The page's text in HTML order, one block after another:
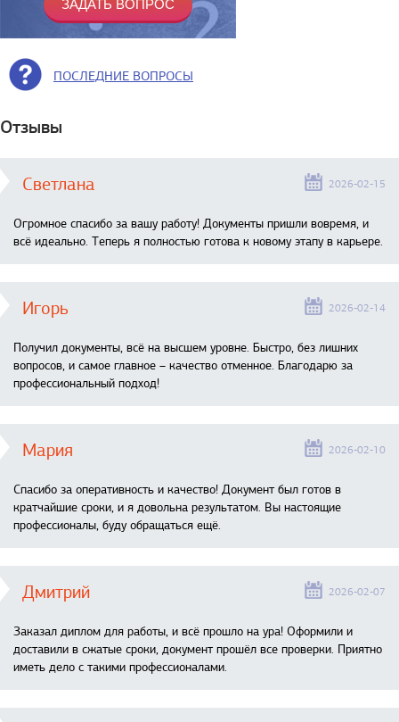
ПОСЛЕДНИЕ ВОПРОСЫ
Отзывы
Светлана 2026-02-15
Огромное спасибо за вашу работу! Документы пришли вовремя, и
всё идеально. Теперь я полностью готова к новому этапу в карьере.
Игорь 2026-02-14
Получил документы, всё на высшем уровне. Быстро, без лишних
вопросов, и самое главное – качество отменное. Благодарю за
профессиональный подход!
Мария 2026-02-10
Спасибо за оперативность и качество! Документ был готов в
кратчайшие сроки, и я довольна результатом. Вы настоящие
профессионалы, буду обращаться ещё.
Дмитрий 2026-02-07
Заказал диплом для работы, и всё прошло на ура! Оформили и
доставили в сжатые сроки, документ прошёл все проверки. Приятно
иметь дело с такими профессионалами.